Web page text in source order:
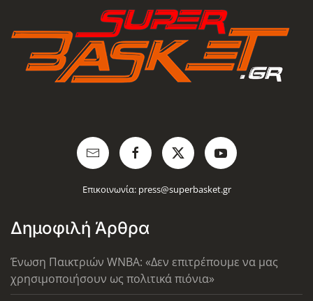
Επικοινωνία: press@superbasket.gr
Δημοφιλή Άρθρα
Ένωση Παικτριών WNBA: «Δεν επιτρέπουμε να μας
χρησιμοποιήσουν ως πολιτικά πιόνια»